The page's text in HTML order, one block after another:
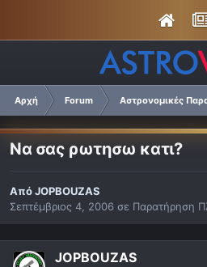
Αρχή Forum Αστρονομικές
Να σας ρωτησω κατι?
ΑπόJOPBOUZAS
Σεπτέμβριος 4, 2006 σε Παρατήρηση
JOPBOUZAS